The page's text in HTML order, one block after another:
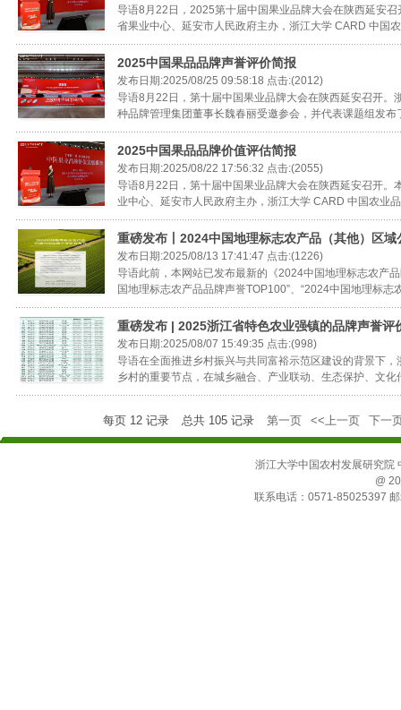
导语8月22日，2025第十届中国果业品牌大会在陕西延安
省果业中心、延安市人民政府主办，浙江大学 CARD 中国
2025中国果品品牌声誉评价简报
发布日期:2025/08/25 09:58:18 点击:(2012)
导语8月22日，第十届中国果业品牌大会在陕西延安召开。
种品牌管理集团董事长魏春丽受邀参会，并代表课题组发
2025中国果品品牌价值评估简报
发布日期:2025/08/22 17:56:32 点击:(2055)
导语8月22日，第十届中国果业品牌大会在陕西延安召开。
业中心、延安市人民政府主办，浙江大学 CARD 中国农业
重磅发布丨2024中国地理标志农产品（其他）区
发布日期:2025/08/13 17:41:47 点击:(1226)
导语此前，本网站已发布最新的《2024中国地理标志农产
国地理标志农产品品牌声誉TOP100”、“2024中国地理标志
重磅发布 | 2025浙江省特色农业强镇的品牌声誉评
发布日期:2025/08/07 15:49:35 点击:(998)
导语在全面推进乡村振兴与共同富裕示范区建设的背景下
乡村的重要节点，在城乡融合、产业联动、生态保护、文化
每页 12 记录 总共 105 记录 第一页 <<上一页 下一
浙江大学中国农村发展研究院
@
联系电话：0571-85025397